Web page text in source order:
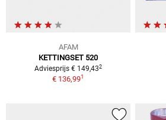
AFAM
KETTINGSET 520
Adviesprijs € 149,432
€ 136,991